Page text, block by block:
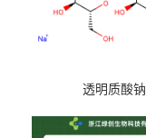
透明质酸钠